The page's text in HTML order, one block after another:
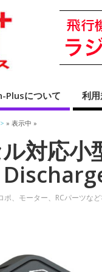
Plusについて 利
» 表示中 »
対応
ポ、モーター、RCパーツな